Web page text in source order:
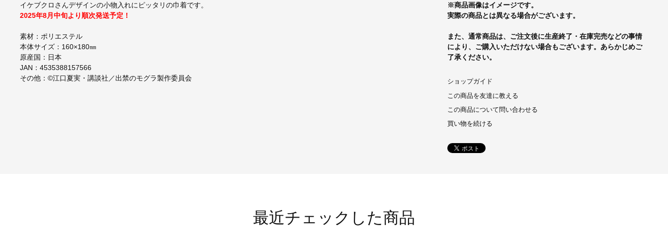
イケブクロさんデザインの小物入れにピッタリの巾着です。
2025年8月中旬より順次発送予定！
素材：ポリエステル
本体サイズ：160×180㎜
原産国：日本
JAN：4535388157566
その他：©江口夏実・講談社／出禁のモグラ製作委員会
※商品画像はイメージです。
実際の商品とは異なる場合がございます。
また、通常商品は、ご注文後に生産終了・在庫完売などの事情
により、ご購入いただけない場合もございます。あらかじめご
了承ください。
ショップガイド
この商品を友達に教える
この商品について問い合わせる
買い物を続ける
最近チェックした商品